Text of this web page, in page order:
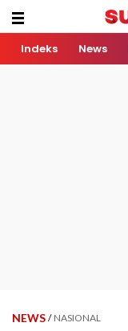
Indeks News
NEWS / NASIONAL